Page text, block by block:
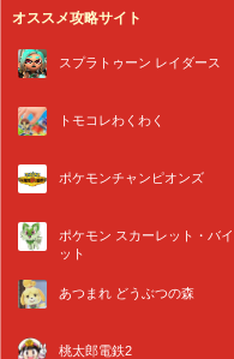
オススメ攻略サイト
スプラトゥーン レイダース
トモコレわくわく
ポケモンチャンピオンズ
ポケモン スカーレット・バ
ット
あつまれ どうぶつの森
桃太郎電鉄2